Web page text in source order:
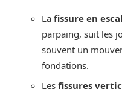
La fissure en
parpaing, suit les
souvent un
fondations.
Les fissures